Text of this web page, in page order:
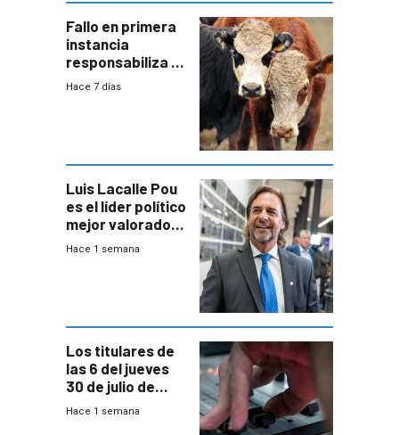
Fallo en primera
instancia
responsabiliza al
Estado por falta
Hace 7 días
Luis Lacalle Pou
es el líder político
mejor valorado
del país, según
Hace 1 semana
Los titulares de
las 6 del jueves
30 de julio de
2026
Hace 1 semana